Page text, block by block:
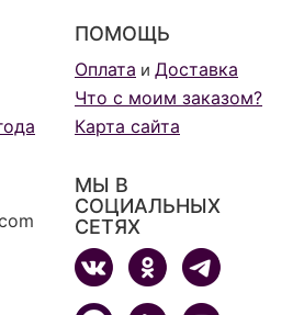
ПОМОЩЬ
Оплата и Доставка
Что с моим заказом?
Карта сайта
МЫ В
СОЦИАЛЬНЫХ
СЕТЯХ